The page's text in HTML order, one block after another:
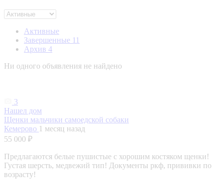
Активные
Завершенные 11
Архив 4
Ни одного объявления не найдено
3
Нашел дом
Щенки мальчики самоедской собаки
Кемерово 1 месяц назад
55 000 ₽
Предлагаются белые пушистые с хорошим костяком щенки!
Густая шерсть, медвежий тип! Документы ркф, прививки по
возрасту!